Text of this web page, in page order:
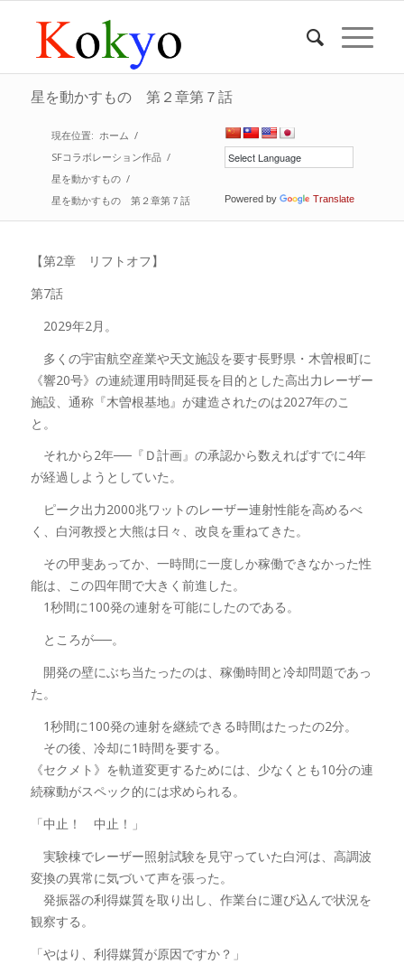
星を動かすもの 第２章第７話
Powered by Translate
現在位置: ホーム /
SFコラボレーション作品 /
星を動かすもの /
星を動かすもの 第２章第７話
【第2章 リフトオフ】
第7話
2029年2月。
多くの宇宙航空産業や天文施設を要す長野県・木曽根町に
《響20号》の連続運用時間延長を目的とした高出力レーザー
施設、通称『木曽根基地』が建造されたのは2027年のこ
と。
それから2年──『Ｄ計画』の承認から数えればすでに4年
が経過しようとしていた。
ピーク出力2000兆ワットのレーザー連射性能を高めるべ
く、白河教授と大熊は日々、改良を重ねてきた。
その甲斐あってか、一時間に一度しか稼働できなかった性
能は、この四年間で大きく前進した。
1秒間に100発の連射を可能にしたのである。
ところが──。
開発の壁にぶち当たったのは、稼働時間と冷却問題であっ
た。
1秒間に100発の連射を継続できる時間はたったの2分。
その後、冷却に1時間を要する。
《セクメト》を軌道変更するためには、少なくとも10分の連
続稼動がスペック的には求められる。
「中止！ 中止！」
実験棟でレーザー照射試験を見守っていた白河は、高調波
変換の異常に気づいて声を張った。
発振器の利得媒質を取り出し、作業台に運び込んで状況を
観察する。
「やはり、利得媒質が原因ですか？」